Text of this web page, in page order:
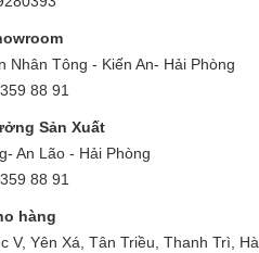
Nhân Tông - Kiến An- Hải Phòng
88 91
Sản Xuất
An Lão - Hải Phòng
88 91
hàng
V, Yên Xá, Tân Triều, Thanh Trì,